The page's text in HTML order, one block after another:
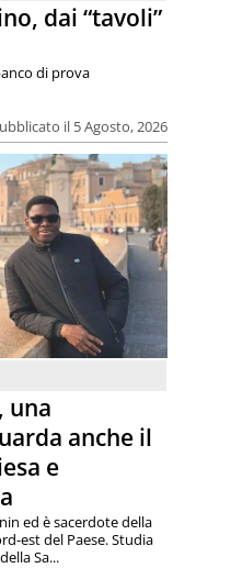
dai “tavoli”
il 5 Agosto, 2026
di prova
una
anche il
e
ed è sacerdote della
est del Paese. Studia
Sa...